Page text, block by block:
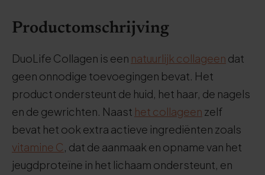
Productomschrijving
DuoLife Collagen is een natuurlijk collageen dat
geen onnodige toevoegingen bevat. Het
product ondersteunt de huid, het haar, de nagels
en de gewrichten. Naast het collageen zelf
bevat het ook extra actieve ingrediënten zoals
vitamine C, dat de aanmaak en opname van het
jeugdproteïne in het lichaam ondersteunt, en